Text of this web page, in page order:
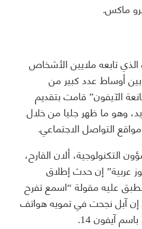
تابعه ملايين الأشخاص
أوساط عدد كبير من
الآيفون” قامت بتقديم
وهو ما ظهر جليا من خلال
التواصل الاجتماعي.
التكنولوجية، ألان القارح،
عربية” إن حدث إطلاق
الجديدة تنطبق عليه مقولة “اسمع تفرح
آبل نجحت في تمويه هواتف